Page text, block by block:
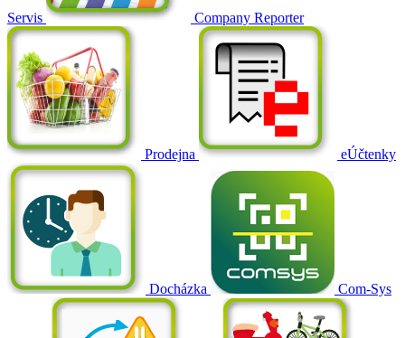
Servis Company Reporter
Prodejna eÚčtenky
Docházka Com-Sys